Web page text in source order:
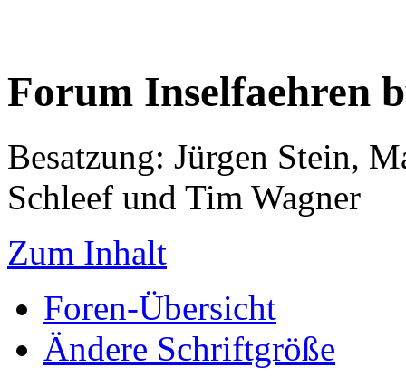
Forum Inselfaehren
Besatzung: Jürgen Stein,
Schleef und Tim Wagner
Zum Inhalt
Foren-Übersicht
Ändere Schriftgröße